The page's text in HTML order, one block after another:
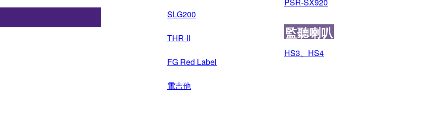
SLG200
THR-II
FG Red Label
電吉他
監聽喇叭
HS3、HS4